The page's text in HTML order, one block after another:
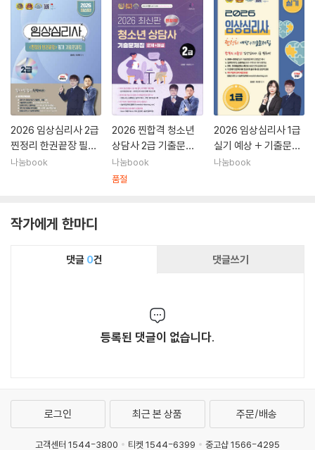
2026 임상심리사 2급
찐정리 한권끝장 필기
기출문제집
나눔book
2026 찐합격 청소년
상담사 2급 기출문제
집
나눔book
품절
2026 임상심리사 1급
실기 예상 + 기출문제
집
나눔book
작가에게 한마디
댓글 0건 댓글쓰기
등록된 댓글이 없습니다.
로그인 최근 본 상품 주문/배송
고객센터 1544-3800 티켓 1544-6399 중고샵 1566-4295